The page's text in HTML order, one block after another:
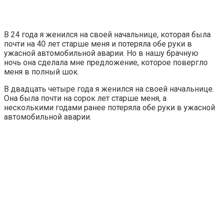
В 24 года я женился на своей начальнице, которая была
почти на 40 лет старше меня и потеряла обе руки в
ужасной автомобильной аварии. Но в нашу брачную
ночь она сделала мне предложение, которое повергло
меня в полный шок.
В двадцать четыре года я женился на своей начальнице.
Она была почти на сорок лет старше меня, а
несколькими годами ранее потеряла обе руки в ужасной
автомобильной аварии.